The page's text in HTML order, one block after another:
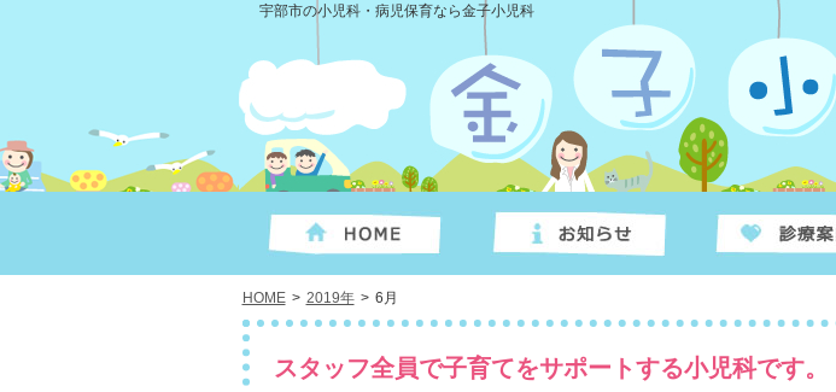
宇部市の小児科・病児保育なら金子小児科
HOME > 2019年 > 6月
スタッフ全員で子育てをサポートする小児科です。